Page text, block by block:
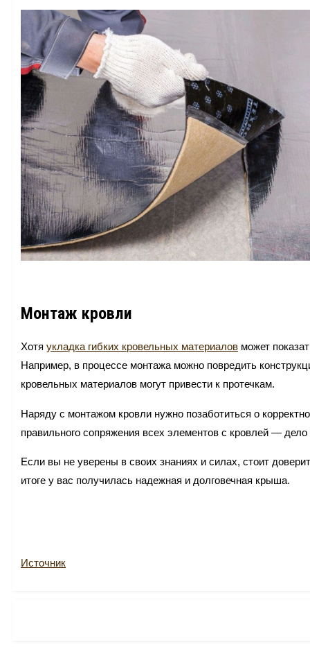
Монтаж кровли
Хотя укладка гибких кровельных материалов может
Например, в процессе монтажа можно повредить
кровельных материалов могут привести к протечкам.
Наряду с монтажом кровли нужно позаботиться о
правильного сопряжения всех элементов с кровлей — дело
Если вы не уверены в своих знаниях и силах, стоит
итоге у вас получилась надежная и долговечная крыша.
Источник